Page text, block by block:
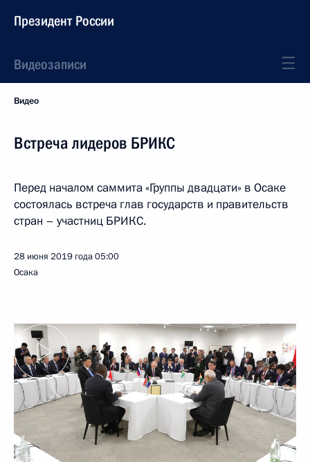
Президент России
Видеозаписи
Видео
Встреча лидеров БРИКС
Перед началом саммита «Группы двадцати» в Осаке
состоялась встреча глав государств и правительств
стран – участниц БРИКС.
28 июня 2019 года05:00
Осака